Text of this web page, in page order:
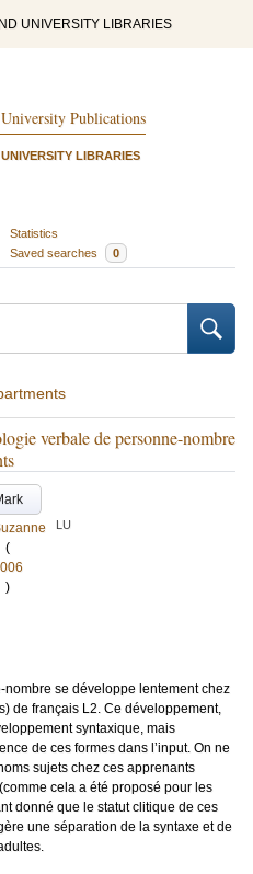
UNIVERSITY LIBRARIES
Publications
LIBRARIES
Statistics
Saved searches 0
verbale de personne-nombre
LU
(
)
se développe lentement chez
de français L2. Ce développement,
syntaxique, mais
de ces formes dans l’input. On ne
sujets chez ces apprenants
cela a été proposé pour les
donné que le statut clitique de ces
une séparation de la syntaxe et de